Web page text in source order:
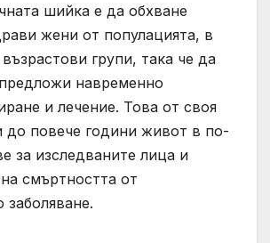
шийка е да обхване
жени от популацията, в
групи, така че да
навременно
и лечение. Това от своя
до повече години живот в по-
за изследваните лица и
смъртността от
заболяване.